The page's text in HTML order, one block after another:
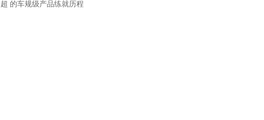
超 的车规级产品练就历程